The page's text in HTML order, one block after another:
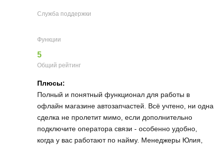
Служба поддержки
Функции
5
Общий рейтинг
Плюсы:
Полный и понятный функционал для работы в
офлайн магазине автозапчастей. Всё учтено, ни одна
сделка не пролетит мимо, если дополнительно
подключите оператора связи - особенно удобно,
когда у вас работают по найму. Менеджеры Юлия,